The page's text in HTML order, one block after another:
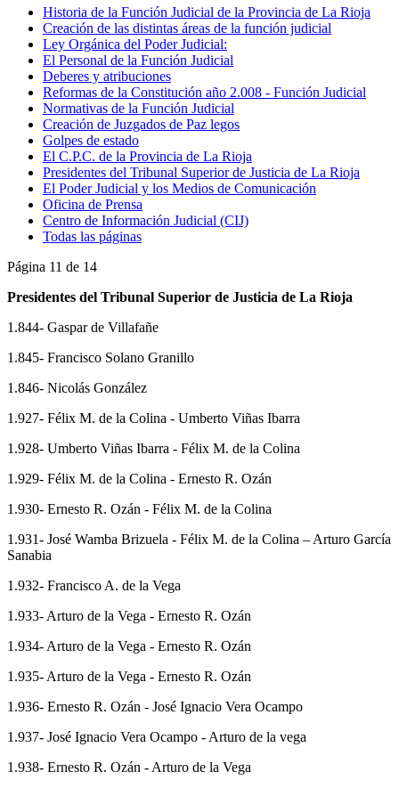
Historia de la Función Judicial de la Provincia de La Rioja
Creación de las distintas áreas de la función judicial
Ley Orgánica del Poder Judicial:
El Personal de la Función Judicial
Deberes y atribuciones
Reformas de la Constitución año 2.008 - Función Judicial
Normativas de la Función Judicial
Creación de Juzgados de Paz legos
Golpes de estado
El C.P.C. de la Provincia de La Rioja
Presidentes del Tribunal Superior de Justicia de La Rioja
El Poder Judicial y los Medios de Comunicación
Oficina de Prensa
Centro de Información Judicial (CIJ)
Todas las páginas
Página 11 de 14
Presidentes del Tribunal Superior de Justicia de La Rioja
1.844- Gaspar de Villafañe
1.845- Francisco Solano Granillo
1.846- Nicolás González
1.927- Félix M. de la Colina - Umberto Viñas Ibarra
1.928- Umberto Viñas Ibarra - Félix M. de la Colina
1.929- Félix M. de la Colina - Ernesto R. Ozán
1.930- Ernesto R. Ozán - Félix M. de la Colina
1.931- José Wamba Brizuela - Félix M. de la Colina – Arturo García
Sanabia
1.932- Francisco A. de la Vega
1.933- Arturo de la Vega - Ernesto R. Ozán
1.934- Arturo de la Vega - Ernesto R. Ozán
1.935- Arturo de la Vega - Ernesto R. Ozán
1.936- Ernesto R. Ozán - José Ignacio Vera Ocampo
1.937- José Ignacio Vera Ocampo - Arturo de la vega
1.938- Ernesto R. Ozán - Arturo de la Vega